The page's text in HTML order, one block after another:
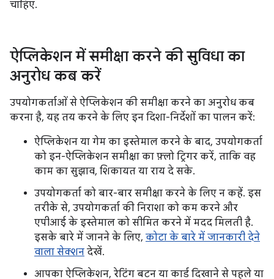
चाहिए.
ऐप्लिकेशन में समीक्षा करने की सुविधा का
अनुरोध कब करें
उपयोगकर्ताओं से ऐप्लिकेशन की समीक्षा करने का अनुरोध कब
करना है, यह तय करने के लिए इन दिशा-निर्देशों का पालन करें:
ऐप्लिकेशन या गेम का इस्तेमाल करने के बाद, उपयोगकर्ता
को इन-ऐप्लिकेशन समीक्षा का फ़्लो ट्रिगर करें, ताकि वह
काम का सुझाव, शिकायत या राय दे सके.
उपयोगकर्ता को बार-बार समीक्षा करने के लिए न कहें. इस
तरीके से, उपयोगकर्ता की निराशा को कम करने और
एपीआई के इस्तेमाल को सीमित करने में मदद मिलती है.
इसके बारे में जानने के लिए, कोटा के बारे में जानकारी देने
वाला सेक्शन देखें.
आपका ऐप्लिकेशन, रेटिंग बटन या कार्ड दिखाने से पहले या